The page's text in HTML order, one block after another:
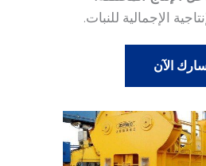
الإجمالية للنبات.
الآن